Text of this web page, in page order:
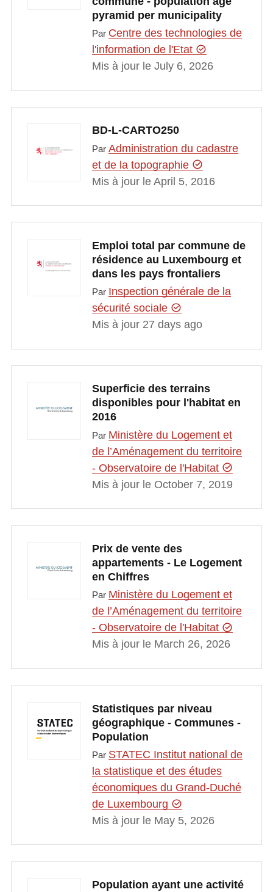
pyramid per municipality
Par Centre des technologies de
l'information de l'Etat
Mis à jour le July 6, 2026
BD-L-CARTO250
Par Administration du cadastre
et de la topographie
Mis à jour le April 5, 2016
Emploi total par commune de
résidence au Luxembourg et
dans les pays frontaliers
Par Inspection générale de la
sécurité sociale
Mis à jour 27 days ago
Superficie des terrains
disponibles pour l'habitat en
2016
Par Ministère du Logement et
de l’Aménagement du territoire
- Observatoire de l'Habitat
Mis à jour le October 7, 2019
Prix de vente des
appartements - Le Logement
en Chiffres
Par Ministère du Logement et
de l’Aménagement du territoire
- Observatoire de l'Habitat
Mis à jour le March 26, 2026
Statistiques par niveau
géographique - Communes -
Population
Par STATEC Institut national de
la statistique et des études
économiques du Grand-Duché
de Luxembourg
Mis à jour le May 5, 2026
Population ayant une activité